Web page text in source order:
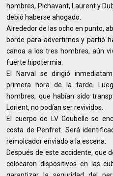
hombres, Pichavant, Laurent y
debió haberse ahogado.
Alrededor de las ocho en punto,
borde para advertirnos y partió
canoa a los tres hombres, aún
fuerte hipotermia.
El Narval se dirigió
primera hora de la tarde.
hombres, que habían sido
Lorient, no podían ser revividos.
El cuerpo de LV Goubelle se
costa de Penfret. Será
remolcador enviado a la escena.
Después de este accidente, que
colocaron dispositivos en las